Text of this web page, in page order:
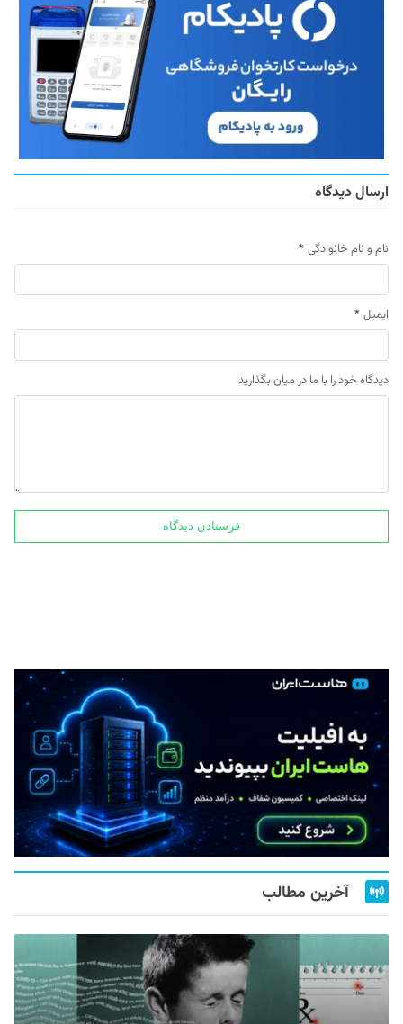
ارسال دیدگاه
نام و نام خانوادگی *
ایمیل *
دیدگاه خود را با ما در میان بگذارید
آخرین مطالب